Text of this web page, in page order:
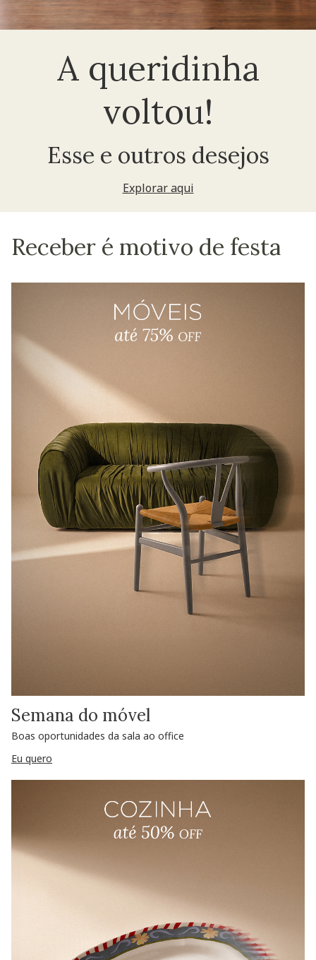
A queridinha
voltou!
Esse e outros desejos
Explorar aqui
Receber é motivo de festa
Semana do móvel
Boas oportunidades da sala ao office
Eu quero